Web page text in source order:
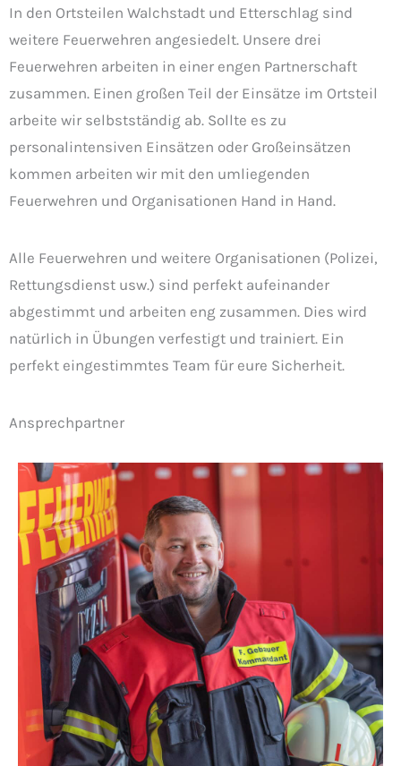
In den Ortsteilen Walchstadt und Etterschlag sind
weitere Feuerwehren angesiedelt. Unsere drei
Feuerwehren arbeiten in einer engen Partnerschaft
zusammen. Einen großen Teil der Einsätze im Ortsteil
arbeite wir selbstständig ab. Sollte es zu
personalintensiven Einsätzen oder Großeinsätzen
kommen arbeiten wir mit den umliegenden
Feuerwehren und Organisationen Hand in Hand.
Alle Feuerwehren und weitere Organisationen (Polizei,
Rettungsdienst usw.) sind perfekt aufeinander
abgestimmt und arbeiten eng zusammen. Dies wird
natürlich in Übungen verfestigt und trainiert. Ein
perfekt eingestimmtes Team für eure Sicherheit.
Ansprechpartner